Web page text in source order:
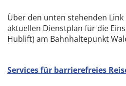
Über den unten stehenden Link
aktuellen Dienstplan für die
Hublift) am Bahnhaltepunkt
Services für barrierefreies